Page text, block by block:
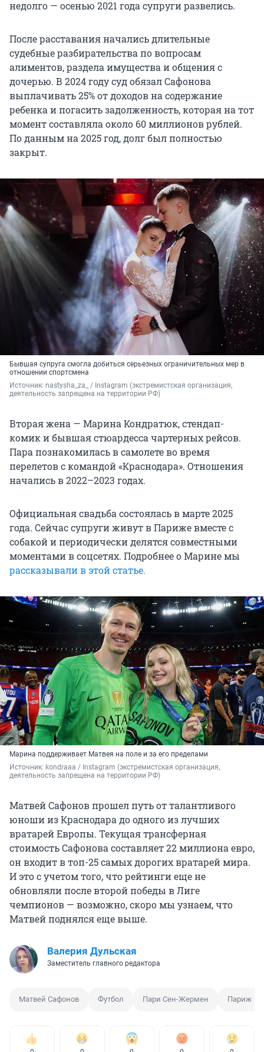
недолго — осенью 2021 года супруги развелись.
После расставания начались длительные
судебные разбирательства по вопросам
алиментов, раздела имущества и общения с
дочерью. В 2024 году суд обязал Сафонова
выплачивать 25% от доходов на содержание
ребенка и погасить задолженность, которая на тот
момент составляла около 60 миллионов рублей.
По данным на 2025 год, долг был полностью
закрыт.
Бывшая супруга смогла добиться серьезных ограничительных мер в
отношении спортсмена
Источник: nastysha_za_ / Instagram (экстремистская организация,
деятельность запрещена на территории РФ)
Вторая жена — Марина Кондратюк, стендап-
комик и бывшая стюардесса чартерных рейсов.
Пара познакомилась в самолете во время
перелетов с командой «Краснодара». Отношения
начались в 2022–2023 годах.
Официальная свадьба состоялась в марте 2025
года. Сейчас супруги живут в Париже вместе с
собакой и периодически делятся совместными
моментами в соцсетях. Подробнее о Марине мы
рассказывали в этой статье.
Марина поддерживает Матвея на поле и за его пределами
Источник: kondraaa / Instagram (экстремистская организация,
деятельность запрещена на территории РФ)
Матвей Сафонов прошел путь от талантливого
юноши из Краснодара до одного из лучших
вратарей Европы. Текущая трансферная
стоимость Сафонова составляет 22 миллиона евро,
он входит в топ-25 самых дорогих вратарей мира.
И это с учетом того, что рейтинги еще не
обновляли после второй победы в Лиге
чемпионов — возможно, скоро мы узнаем, что
Матвей поднялся еще выше.
Валерия Дульская
Заместитель главного редактора
Матвей Сафонов Футбол Пари Сен-Жермен Париж